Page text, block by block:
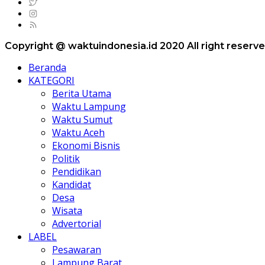
Copyright @ waktuindonesia.id 2020 All right
Beranda
KATEGORI
Berita Utama
Waktu Lampung
Waktu Sumut
Waktu Aceh
Ekonomi Bisnis
Politik
Pendidikan
Kandidat
Desa
Wisata
Advertorial
LABEL
Pesawaran